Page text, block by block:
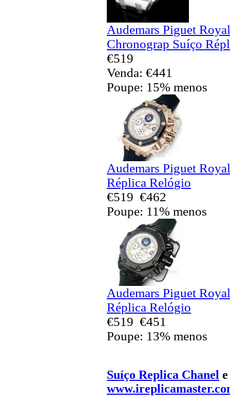
Audemars Piguet
Chronograp Suíço
€519
Venda: €441
Poupe: 15% menos
Audemars Piguet
Réplica Relógio
€519 €462
Poupe: 11% menos
Audemars Piguet
Réplica Relógio
€519 €451
Poupe: 13% menos
Suíço Replica Chanel e